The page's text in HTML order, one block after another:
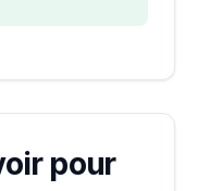
pour